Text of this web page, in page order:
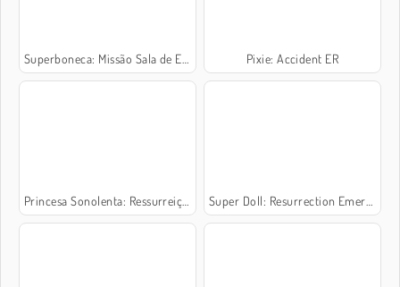
Superboneca: Missão Sala de Emergência Pixie: Accident ER
Princesa Sonolenta: Ressurreição Super Doll: Resurrection Emergency